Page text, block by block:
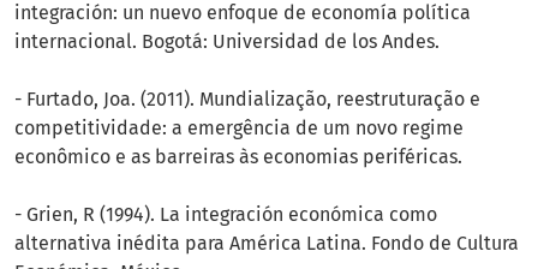
integración: un nuevo enfoque de economía política
internacional. Bogotá: Universidad de los Andes.
- Furtado, Joa. (2011). Mundialização, reestruturação e
competitividade: a emergência de um novo regime
econômico e as barreiras às economias periféricas.
- Grien, R (1994). La integración económica como
alternativa inédita para América Latina. Fondo de Cultura